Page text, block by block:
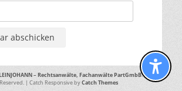
– Rechtsanwälte, Fachanwälte PartGmbB. All
| Catch Responsive byCatch Themes